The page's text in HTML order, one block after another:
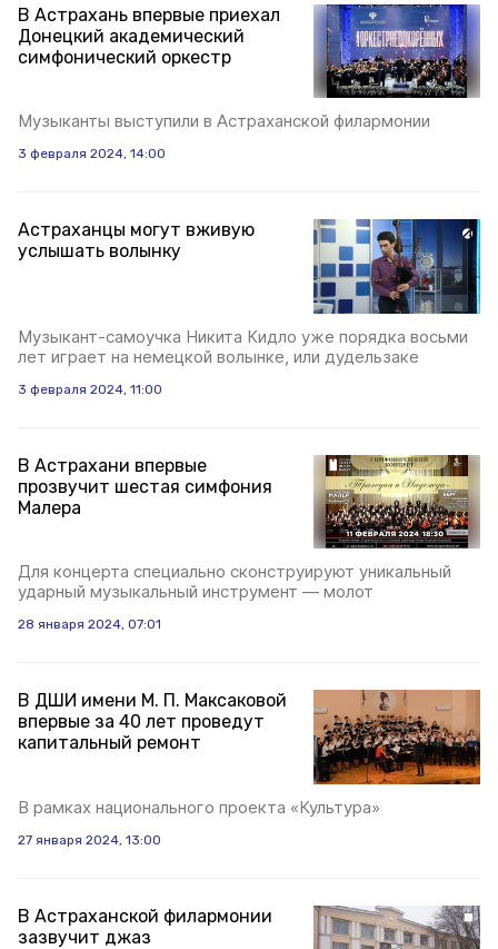
В Астрахань впервые приехал
Донецкий академический
симфонический оркестр
Музыканты выступили в Астраханской филармонии
3 февраля 2024, 14:00
Астраханцы могут вживую
услышать волынку
Музыкант-самоучка Никита Кидло уже порядка восьми
лет играет на немецкой волынке, или дудельзаке
3 февраля 2024, 11:00
В Астрахани впервые
прозвучит шестая симфония
Малера
Для концерта специально сконструируют уникальный
ударный музыкальный инструмент — молот
28 января 2024, 07:01
В ДШИ имени М. П. Максаковой
впервые за 40 лет проведут
капитальный ремонт
В рамках национального проекта «Культура»
27 января 2024, 13:00
В Астраханской филармонии
зазвучит джаз